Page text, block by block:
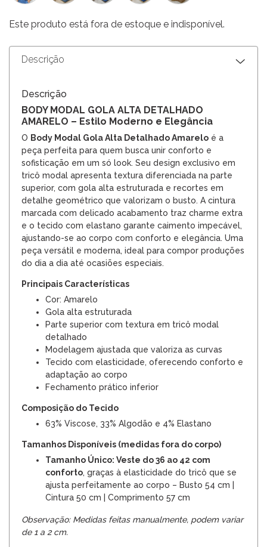
Este produto está fora de estoque e indisponível.
Descrição
Descrição
BODY MODAL GOLA ALTA DETALHADO
AMARELO – Estilo Moderno e Elegância
O Body Modal Gola Alta Detalhado Amarelo é a
peça perfeita para quem busca unir conforto e
sofisticação em um só look. Seu design exclusivo em
tricô modal apresenta textura diferenciada na parte
superior, com gola alta estruturada e recortes em
detalhe geométrico que valorizam o busto. A cintura
marcada com delicado acabamento traz charme extra
e o tecido com elastano garante caimento impecável,
ajustando-se ao corpo com conforto e elegância. Uma
peça versátil e moderna, ideal para compor produções
do dia a dia até ocasiões especiais.
Principais Características
Cor: Amarelo
Gola alta estruturada
Parte superior com textura em tricô modal
detalhado
Modelagem ajustada que valoriza as curvas
Tecido com elasticidade, oferecendo conforto e
adaptação ao corpo
Fechamento prático inferior
Composição do Tecido
63% Viscose, 33% Algodão e 4% Elastano
Tamanhos Disponíveis (medidas fora do corpo)
Tamanho Único: Veste do 36 ao 42 com
conforto, graças à elasticidade do tricô que se
ajusta perfeitamente ao corpo – Busto 54 cm |
Cintura 50 cm | Comprimento 57 cm
Observação: Medidas feitas manualmente, podem variar
de 1 a 2 cm.